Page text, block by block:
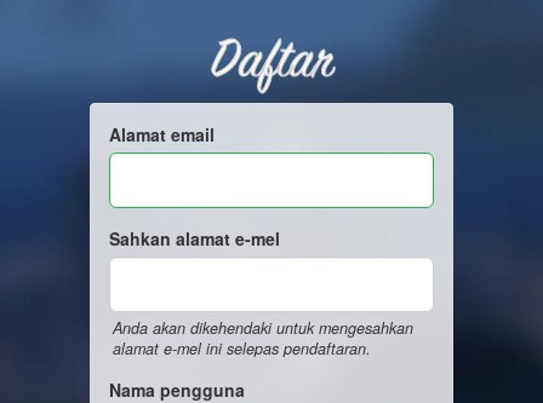
Daftar
Alamat email
Sahkan alamat e-mel
Anda akan dikehendaki untuk mengesahkan
alamat e-mel ini selepas pendaftaran.
Nama pengguna